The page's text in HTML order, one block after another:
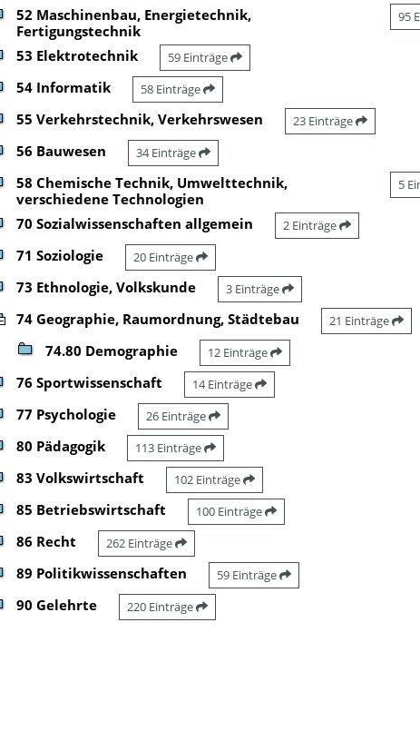
52 Maschinenbau, Energietechnik,
Fertigungstechnik
95
53 Elektrotechnik 59 Einträge
54 Informatik 58 Einträge
55 Verkehrstechnik, Verkehrswesen 23 Einträge
56 Bauwesen 34 Einträge
58 Chemische Technik, Umwelttechnik,
verschiedene Technologien
5
70 Sozialwissenschaften allgemein 2 Einträge
71 Soziologie 20 Einträge
73 Ethnologie, Volkskunde 3 Einträge
74 Geographie, Raumordnung, Städtebau 21 Einträge
74.80 Demographie 12 Einträge
76 Sportwissenschaft 14 Einträge
77 Psychologie 26 Einträge
80 Pädagogik 113 Einträge
83 Volkswirtschaft 102 Einträge
85 Betriebswirtschaft 100 Einträge
86 Recht 262 Einträge
89 Politikwissenschaften 59 Einträge
90 Gelehrte 220 Einträge